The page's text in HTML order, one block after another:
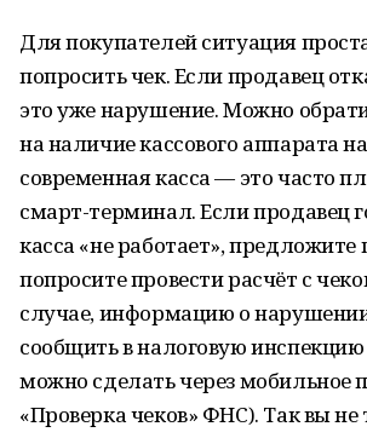
Для покупателей ситуация
попросить чек. Если продавец
это уже нарушение. Можно
на наличие кассового аппарата
современная касса — это часто
смарт-терминал. Если продавец
касса «не работает»,
попросите провести расчёт с
случае, информацию о
сообщить в налоговую инспекцию
можно сделать через мобильное
«Проверка чеков» ФНС). Так вы не